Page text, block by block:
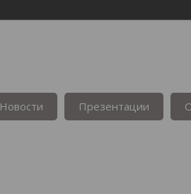
Новости Презентации